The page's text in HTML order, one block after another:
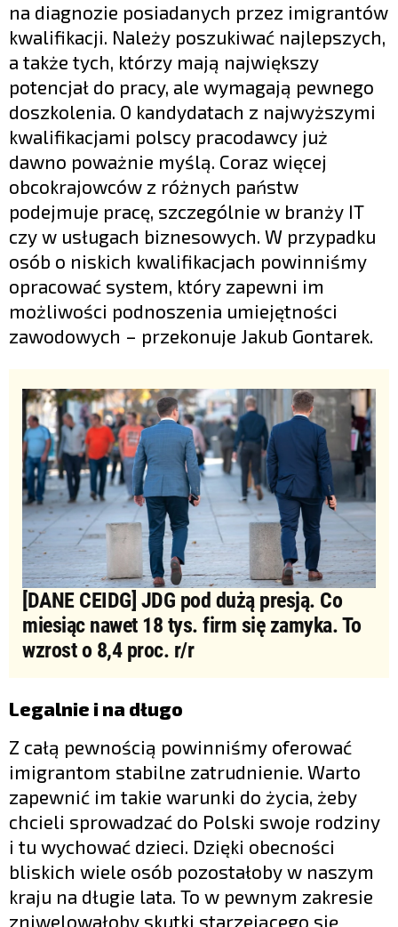
na diagnozie posiadanych przez imigrantów
kwalifikacji. Należy poszukiwać najlepszych,
a także tych, którzy mają największy
potencjał do pracy, ale wymagają pewnego
doszkolenia. O kandydatach z najwyższymi
kwalifikacjami polscy pracodawcy już
dawno poważnie myślą. Coraz więcej
obcokrajowców z różnych państw
podejmuje pracę, szczególnie w branży IT
czy w usługach biznesowych. W przypadku
osób o niskich kwalifikacjach powinniśmy
opracować system, który zapewni im
możliwości podnoszenia umiejętności
zawodowych – przekonuje Jakub Gontarek.
[DANE CEIDG] JDG pod dużą presją. Co
miesiąc nawet 18 tys. firm się zamyka. To
wzrost o 8,4 proc. r/r
Legalnie i na długo
Z całą pewnością powinniśmy oferować
imigrantom stabilne zatrudnienie. Warto
zapewnić im takie warunki do życia, żeby
chcieli sprowadzać do Polski swoje rodziny
i tu wychować dzieci. Dzięki obecności
bliskich wiele osób pozostałoby w naszym
kraju na długie lata. To w pewnym zakresie
zniwelowałoby skutki starzejącego się